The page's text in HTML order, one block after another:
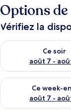
Options
Vérifiez la
Ce soir
août 7 -
Vérifier la
Ce week-
août 7 -
Vérifier la